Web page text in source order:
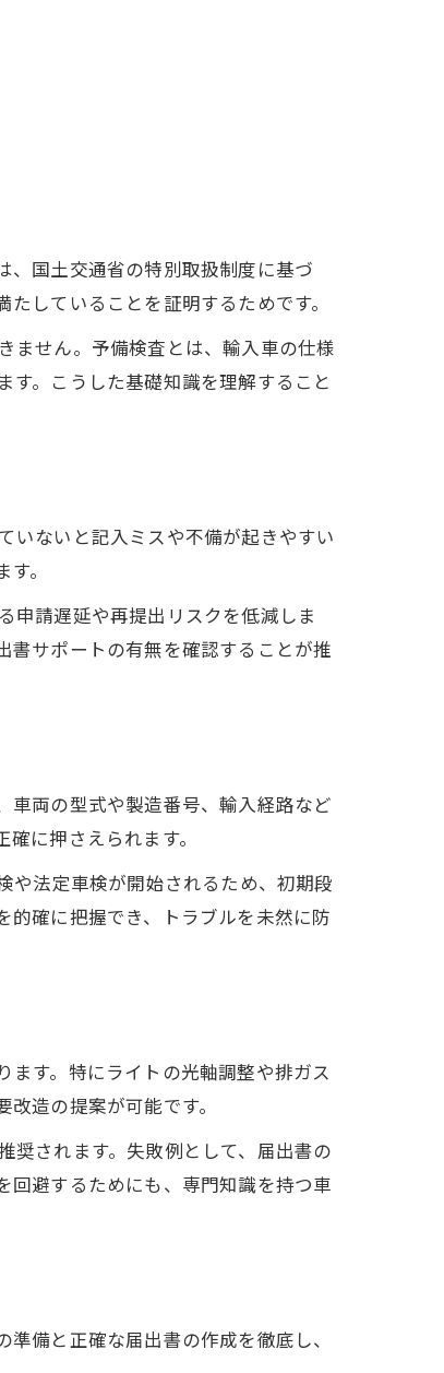
、国土交通省の特別取扱制度に基づ
していることを証明するためです。
ません。予備検査とは、輸入車の仕様
。こうした基礎知識を理解すること
いないと記入ミスや不備が起きやすい
。
申請遅延や再提出リスクを低減しま
書サポートの有無を確認することが推
車両の型式や製造番号、輸入経路など
に押さえられます。
や法定車検が開始されるため、初期段
的確に把握でき、トラブルを未然に防
す。特にライトの光軸調整や排ガス
造の提案が可能です。
奨されます。失敗例として、届出書の
回避するためにも、専門知識を持つ車
備と正確な届出書の作成を徹底し、